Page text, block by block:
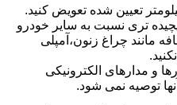
تعیین شده تعویض کنید.
تری نسبت به سایر خودرو
مانند چراغ زنون،آمپلی
و مدارهای الکترونیکی
توصیه نمی شود.